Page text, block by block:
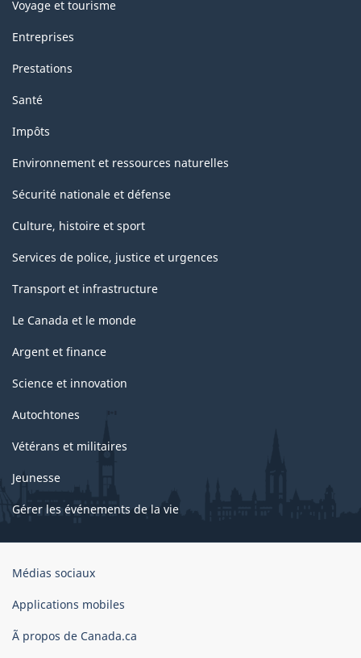
Voyage et tourisme
Entreprises
Prestations
Santé
Impôts
Environnement et ressources naturelles
Sécurité nationale et défense
Culture, histoire et sport
Services de police, justice et urgences
Transport et infrastructure
Le Canada et le monde
Argent et finance
Science et innovation
Autochtones
Vétérans et militaires
Jeunesse
Gérer les événements de la vie
Organisation
gouvernement
Canada
Médias sociaux
Applications mobiles
Ã propos de Canada.ca